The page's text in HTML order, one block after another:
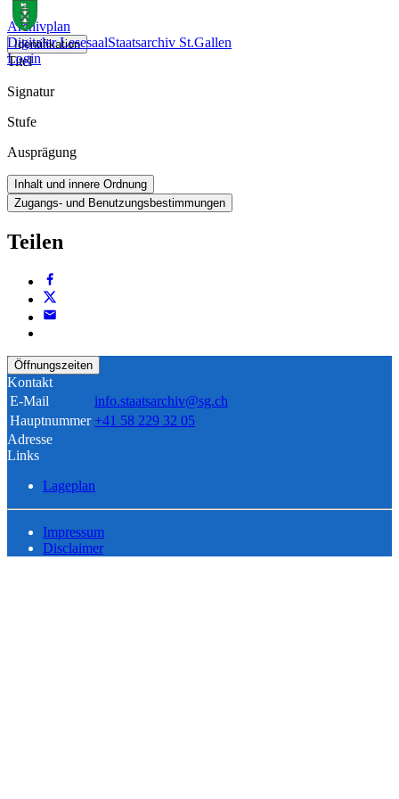
Digitaler LesesaalStaatsarchiv St.Gallen
Login
Archivplan
Identifikation
Titel
Signatur
Stufe
Ausprägung
Inhalt und innere Ordnung
Zugangs- und Benutzungsbestimmungen
Teilen
Öffnungszeiten
Kontakt
E-Mail
info.staatsarchiv@sg.ch
Hauptnummer +41 58 229 32 05
Adresse
Links
Lageplan
Impressum
Disclaimer